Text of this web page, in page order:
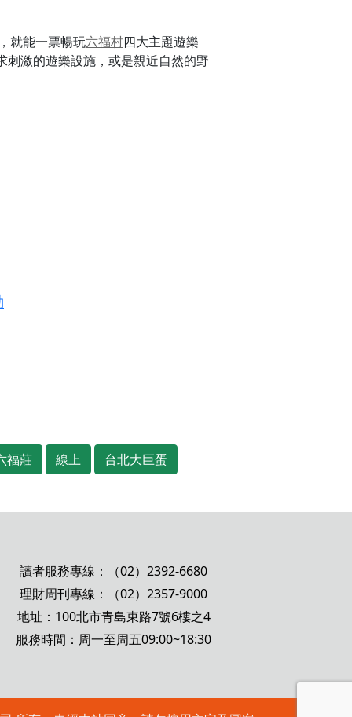
就能一票暢玩六福村四大主題遊樂
激的遊樂設施，或是親近自然的野
福莊 線上 台北大巨蛋
讀者服務專線：（02）2392-6680
理財周刊專線：（02）2357-9000
地址：100北市青島東路7號6樓之4
服務時間：周一至周五09:00~18:30